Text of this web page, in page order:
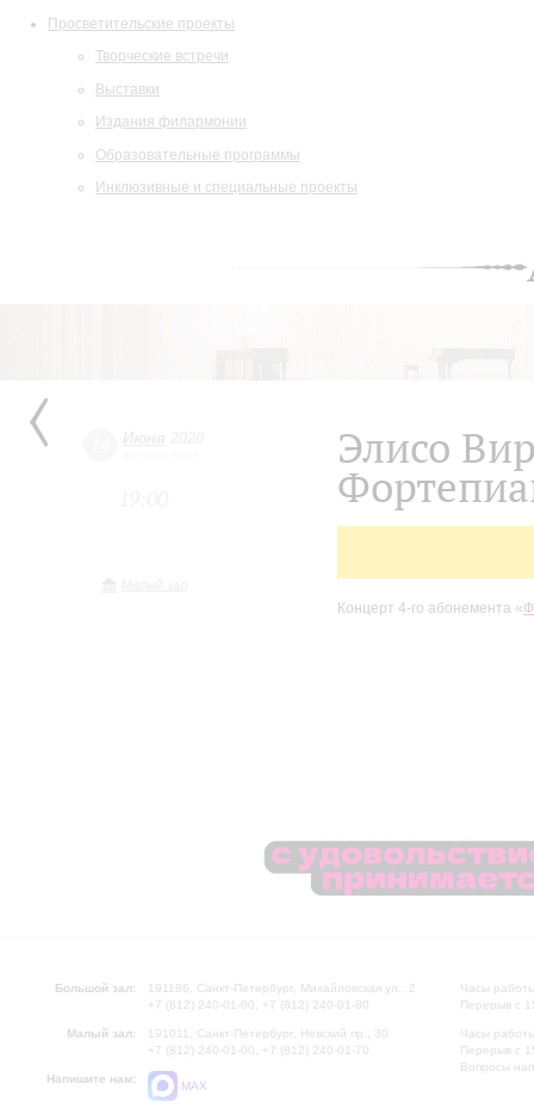
Просветительские проекты
Творческие встречи
Выставки
Издания филармонии
Образовательные программы
Инклюзивные и специальные проекты
Элисо
Концерт 4-го абонемента «
Большой зал:
191186, Санкт-Петербург, Михайловская ул., 2
+7 (812) 240-01-00, +7 (812) 240-01-80
Малый зал:
191011, Санкт-Петербург, Невский пр., 30
+7 (812) 240-01-00, +7 (812) 240-01-70
Напишите нам:
MAX
Часы
Перерыв с
Часы
Перерыв с
Вопросы